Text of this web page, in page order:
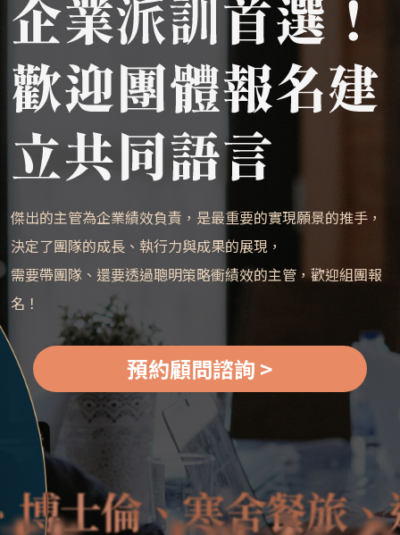
倫、寒舍餐旅、遠
傑出的主管為企業績效負責，是最重要的實現願景的推手，
決定了團隊的成長、執行力與成果的展現，
需要帶團隊、還要透過聰明策略衝績效的主管，歡迎組團報
名！
預約顧問諮詢 >